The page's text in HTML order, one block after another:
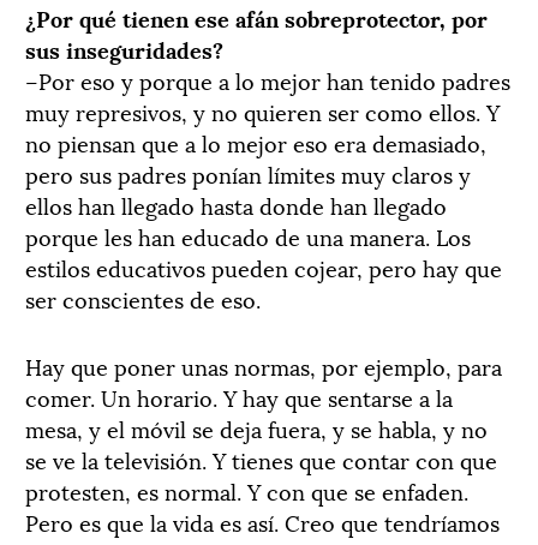
¿Por qué tienen ese afán sobreprotector, por
sus inseguridades?
–Por eso y porque a lo mejor han tenido padres
muy represivos, y no quieren ser como ellos. Y
no piensan que a lo mejor eso era demasiado,
pero sus padres ponían límites muy claros y
ellos han llegado hasta donde han llegado
porque les han educado de una manera. Los
estilos educativos pueden cojear, pero hay que
ser conscientes de eso.
Hay que poner unas normas, por ejemplo, para
comer. Un horario. Y hay que sentarse a la
mesa, y el móvil se deja fuera, y se habla, y no
se ve la televisión. Y tienes que contar con que
protesten, es normal. Y con que se enfaden.
Pero es que la vida es así. Creo que tendríamos